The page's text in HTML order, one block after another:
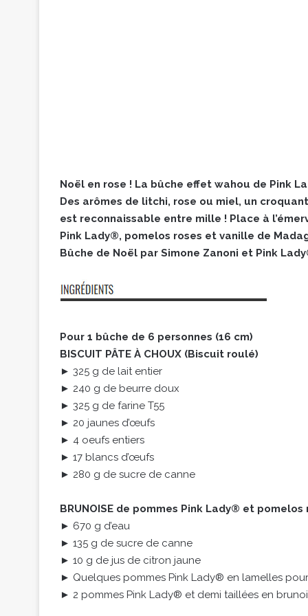
Noël en rose ! La bûche effet wahou de Pink
Des arômes de litchi, rose ou miel, un
est reconnaissable entre mille ! Place à
Pink Lady®, pomelos roses et vanille de
Bûche de Noël par Simone Zanoni et Pink
Pour 1 bûche de 6 personnes (16 cm)
BISCUIT PÂTE À CHOUX (Biscuit roulé)
► 325 g de lait entier
► 240 g de beurre doux
► 325 g de farine T55
► 20 jaunes d’œufs
► 4 oeufs entiers
► 17 blancs d’œufs
► 280 g de sucre de canne
BRUNOISE de pommes Pink Lady® et pomelos
► 670 g d’eau
► 135 g de sucre de canne
► 10 g de jus de citron jaune
► Quelques pommes Pink Lady® en lamelles
► 2 pommes Pink Lady® et demi taillées en